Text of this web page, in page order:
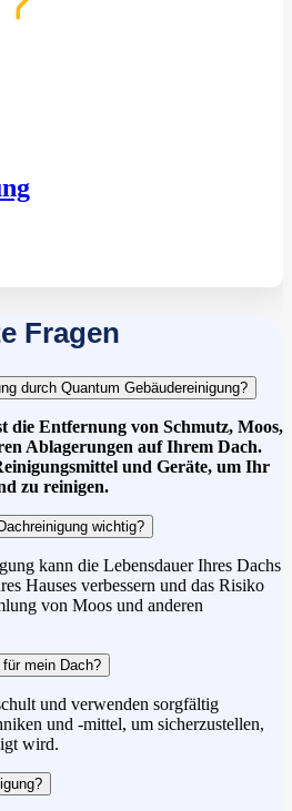
Fragen
durch Quantum Gebäudereinigung?
die Entfernung von Schmutz, Moos,
Ablagerungen auf Ihrem Dach.
und Geräte, um Ihr
zu reinigen.
wichtig?
kann die Lebensdauer Ihres Dachs
Hauses verbessern und das Risiko
von Moos und anderen
mein Dach?
und verwenden sorgfältig
und -mittel, um sicherzustellen,
wird.